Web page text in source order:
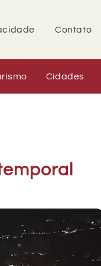
Contato
Cidades